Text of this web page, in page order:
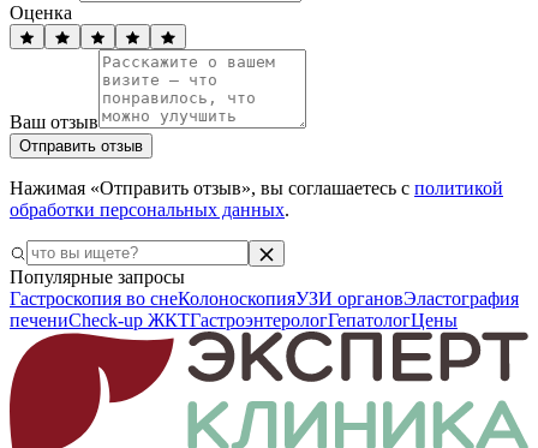
Оценка
Ваш отзыв
Отправить отзыв
Нажимая «Отправить отзыв», вы соглашаетесь с политикой
обработки персональных данных.
Популярные запросы
Гастроскопия во снеКолоноскопияУЗИ органовЭластография
печениCheck-up ЖКТГастроэнтерологГепатологЦены